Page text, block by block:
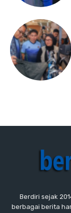
Berdiri sejak
berbagai berita